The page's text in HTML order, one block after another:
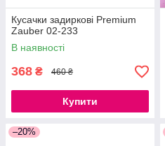
Кусачки задиркові Premium
Zauber 02-233
В наявності
368 ₴ 460 ₴
Купити
–20%